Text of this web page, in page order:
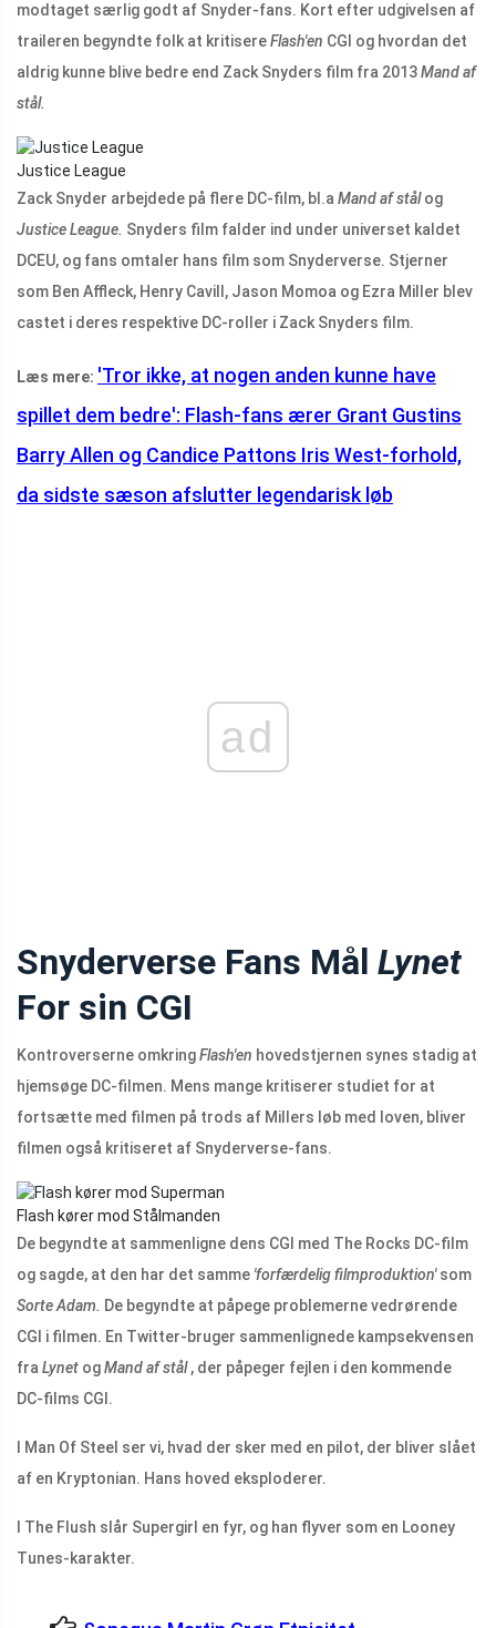
modtaget særlig godt af Snyder-fans. Kort efter udgivelsen af ​​
traileren begyndte folk at kritisereFlash'en CGI og hvordan det
aldrig kunne blive bedre end Zack Snyders film fra 2013Mand af
stål.
Justice League
Zack Snyder arbejdede på flere DC-film, bl.a Mand af stålog
Justice League. Snyders film falder ind under universet kaldet
DCEU, og fans omtaler hans film som Snyderverse. Stjerner
som Ben Affleck, Henry Cavill, Jason Momoa og Ezra Miller blev
castet i deres respektive DC-roller i Zack Snyders film.
Læs mere: 'Tror ikke, at nogen anden kunne have
spillet dem bedre': Flash-fans ærer Grant Gustins
Barry Allen og Candice Pattons Iris West-forhold,
da sidste sæson afslutter legendarisk løb
ad
Snyderverse Fans Mål Lynet
For sin CGI
Kontroverserne omkringFlash'en hovedstjernen synes stadig at
hjemsøge DC-filmen. Mens mange kritiserer studiet for at
fortsætte med filmen på trods af Millers løb med loven, bliver
filmen også kritiseret af Snyderverse-fans.
Flash kører mod Stålmanden
De begyndte at sammenligne dens CGI med The Rocks DC-film
og sagde, at den har det samme 'forfærdelig filmproduktion'som
Sorte Adam. De begyndte at påpege problemerne vedrørende
CGI i filmen. En Twitter-bruger sammenlignede kampsekvensen
fra Lynet ogMand af stål, der påpeger fejlen i den kommende
DC-films CGI.
I Man Of Steel ser vi, hvad der sker med en pilot, der bliver slået
af en Kryptonian. Hans hoved eksploderer.
I The Flush slår Supergirl en fyr, og han flyver som en Looney
Tunes-karakter.